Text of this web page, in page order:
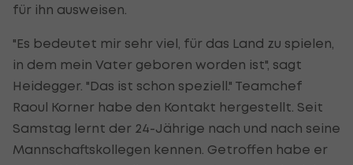
für ihn ausweisen.
"Es bedeutet mir sehr viel, für das Land zu spielen,
in dem mein Vater geboren worden ist", sagt
Heidegger. "Das ist schon speziell." Teamchef
Raoul Korner habe den Kontakt hergestellt. Seit
Samstag lernt der 24-Jährige nach und nach seine
Mannschaftskollegen kennen. Getroffen habe er